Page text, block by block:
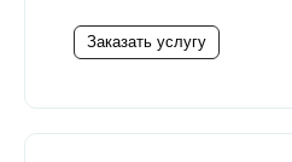
Заказать услугу